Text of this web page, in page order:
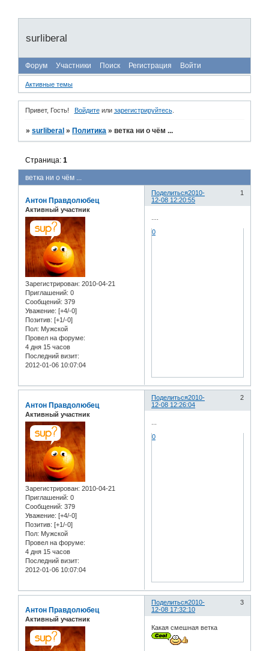
surliberal
Форум Участники Поиск Регистрация Войти
Активные темы
Привет, Гость! Войдитеили зарегистрируйтесь.
»surliberal » Политика »ветка ни о чём ...
ветка ни о чём ...
Страница:1
Поделиться 1
2010-
12-08 12:20:55
Антон Правдолюбец
Активный участник
Зарегистрирован: 2010-04-21
Приглашений: 0
Сообщений: 379
Уважение: [+4/-0]
Позитив: [+1/-0]
Пол: Мужской
Провел на форуме:
4 дня 15 часов
Последний визит:
2012-01-06 10:07:04
0
Поделиться 2
2010-
12-08 12:26:04
Антон Правдолюбец
Активный участник
Зарегистрирован: 2010-04-21
Приглашений: 0
Сообщений: 379
Уважение: [+4/-0]
Позитив: [+1/-0]
Пол: Мужской
Провел на форуме:
4 дня 15 часов
Последний визит:
2012-01-06 10:07:04
0
Поделиться 3
2010-
12-08 17:32:10
Антон Правдолюбец
Активный участник
Какая смешная ветка